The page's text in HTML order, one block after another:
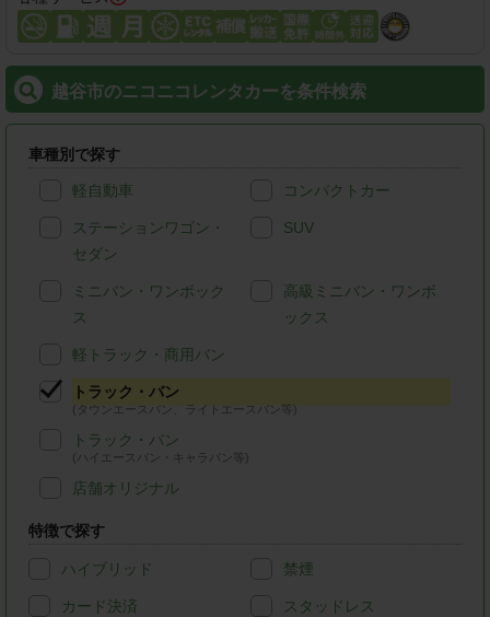
越谷市のニコニコレンタカーを条件検索
車種別で探す
軽自動車 コンパクトカー
ステーションワゴン・
セダン
SUV
ミニバン・ワンボック
ス
高級ミニバン・ワンボ
ックス
軽トラック・商用バン
トラック・バン
(タウンエースバン、ライトエースバン等)
トラック・バン
(ハイエースバン・キャラバン等)
店舗オリジナル
特徴で探す
ハイブリッド 禁煙
カード決済 スタッドレス